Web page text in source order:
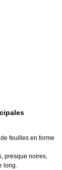
feuilles en forme
presque noires,
long.